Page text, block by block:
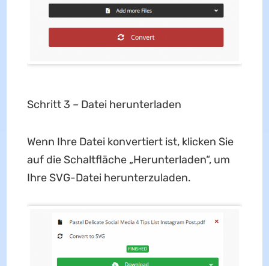
Schritt 3 – Datei herunterladen
Wenn Ihre Datei konvertiert ist, klicken Sie
auf die Schaltfläche „Herunterladen“, um
Ihre SVG-Datei herunterzuladen.